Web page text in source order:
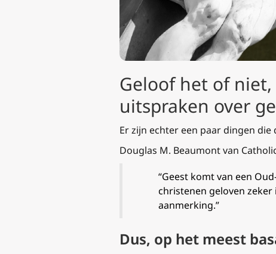
Geloof het of
uitspraken over
Er zijn echter een paar dingen
Douglas M. Beaumont van
“Geest komt van een
christenen geloven zeker
aanmerking.”
Dus, op het meest